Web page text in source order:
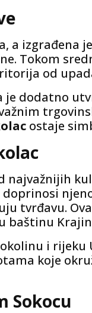
a izgrađena
Tokom
od
je dodatno
ostaje
najvažnijih
tvrđavu.
baštinu
i
koje
Sokocu